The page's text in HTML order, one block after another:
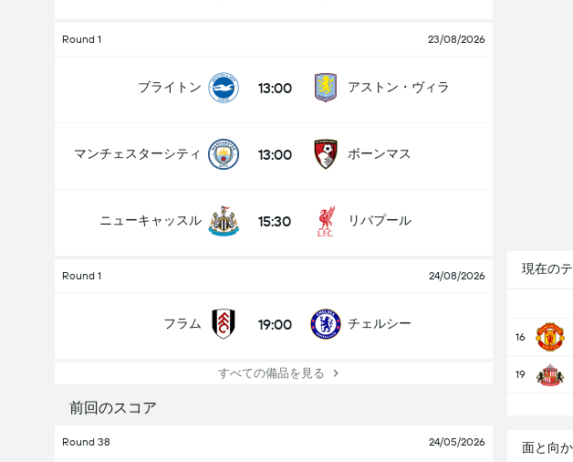
Round 1 23/08/2026
ブライトン 13:00 アストン・ヴィラ
マンチェスターシティ 13:00 ボーンマス
ニューキャッスル 15:30 リバプール
Round 1 24/08/2026
フラム 19:00 チェルシー
すべての備品を見る
前回のスコア
Round 38 24/05/2026
現在の
16
19
面と向